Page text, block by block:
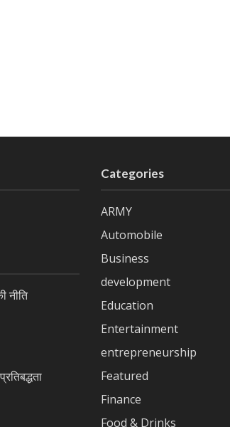
नीति
Categories
ARMY
Automobile
Business
development
Education
Entertainment
entrepreneurship
Featured
Finance
Food & Drinks